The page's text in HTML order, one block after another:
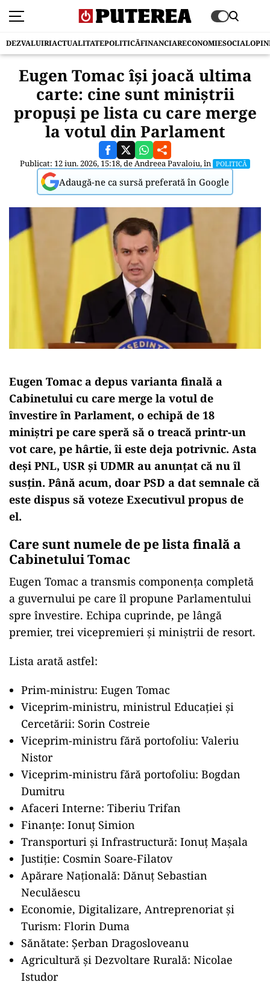
DEZVALUIRIACTUALITATEPOLITICĂFINANCIARECONOMIESOCIAL
Eugen Tomac își joacă ultima
carte: cine sunt miniștrii
propuși pe lista cu care merge
la votul din Parlament
Publicat: 12 iun. 2026, 15:18, deAndreea Pavaloiu, în POLITICĂ
Adaugă-ne ca sursă preferată în Google
Eugen Tomac a depus varianta finală a
Cabinetului cu care merge la votul de
învestire în Parlament, o echipă de 18
miniștri pe care speră să o treacă printr-un
vot care, pe hârtie, îi este deja potrivnic. Asta
deși PNL, USR și UDMR au anunțat că nu îl
susțin. Până acum, doar PSD a dat semnale că
este dispus să voteze Executivul propus de
el.
Care sunt numele de pe lista finală a
Cabinetului Tomac
Eugen Tomac a transmis componența completă
a guvernului pe care îl propune Parlamentului
spre învestire. Echipa cuprinde, pe lângă
premier, trei vicepremieri și miniștrii de resort.
Lista arată astfel:
Prim-ministru: Eugen Tomac
Viceprim-ministru, ministrul Educației și
Cercetării: Sorin Costreie
Viceprim-ministru fără portofoliu: Valeriu
Nistor
Viceprim-ministru fără portofoliu: Bogdan
Dumitru
Afaceri Interne: Tiberiu Trifan
Finanțe: Ionuț Simion
Transporturi și Infrastructură: Ionuț Mașala
Justiție: Cosmin Soare-Filatov
Apărare Națională: Dănuț Sebastian
Neculăescu
Economie, Digitalizare, Antreprenoriat și
Turism: Florin Duma
Sănătate: Șerban Dragosloveanu
Agricultură și Dezvoltare Rurală: Nicolae
Istudor